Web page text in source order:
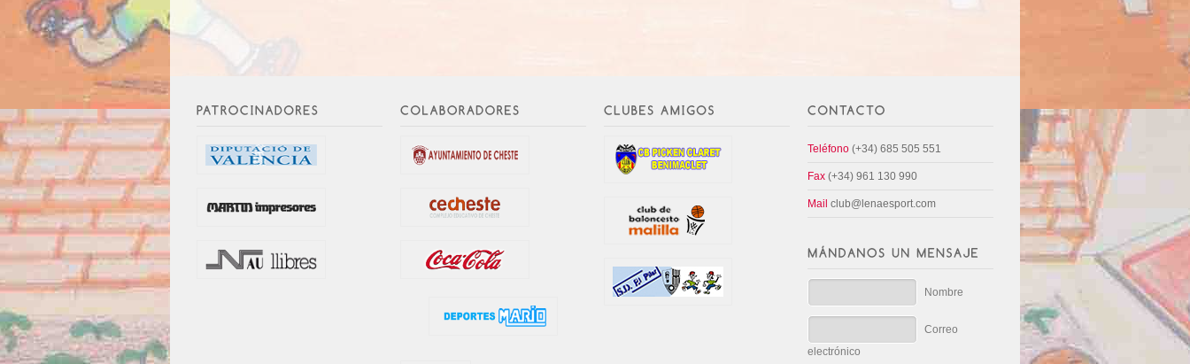
Teléfono (+34) 685 505 551
Fax (+34) 961 130 990
Mail club@lenaesport.com
Nombre
Correo
electrónico